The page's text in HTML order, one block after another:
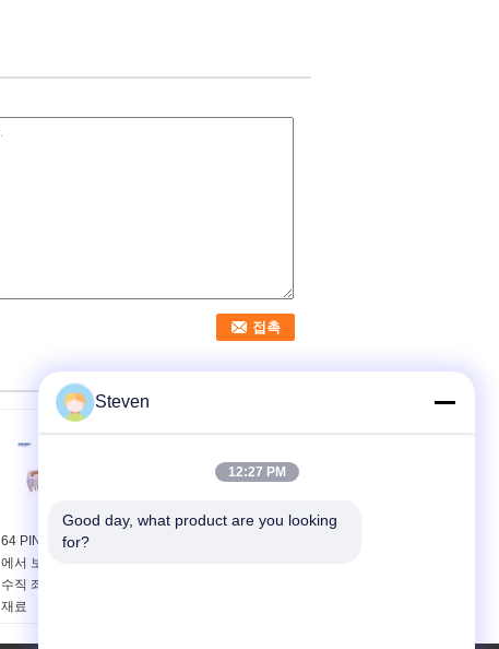
64 PIN 비트 PCB 보드
에서 보드 커넥터 1.0MM
수직 좌석 베이지 LCP
재료
Steven
12:27 PM
Good day, what product are you looking
for?